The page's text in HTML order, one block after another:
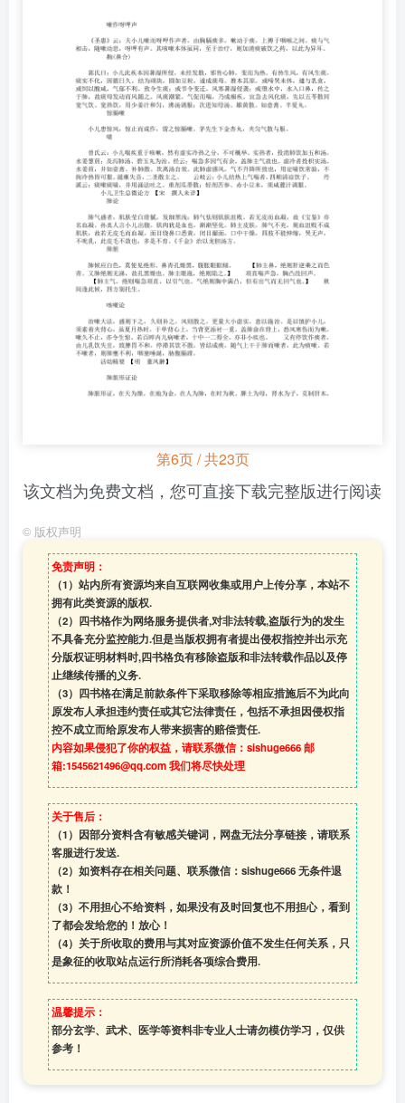
第6页 / 共23页
该文档为免费文档，您可直接下载完整版进行阅读
© 版权声明
免责声明：
（1）站内所有资源均来自互联网收集或用户上传分享，本站不
拥有此类资源的版权.
（2）四书格作为网络服务提供者,对非法转载,盗版行为的发生
不具备充分监控能力.但是当版权拥有者提出侵权指控并出示充
分版权证明材料时,四书格负有移除盗版和非法转载作品以及停
止继续传播的义务.
（3）四书格在满足前款条件下采取移除等相应措施后不为此向
原发布人承担违约责任或其它法律责任，包括不承担因侵权指
控不成立而给原发布人带来损害的赔偿责任.
内容如果侵犯了你的权益，请联系微信：sishuge666 邮
箱:1545621496@qq.com 我们将尽快处理
关于售后：
（1）因部分资料含有敏感关键词，网盘无法分享链接，请联系
客服进行发送.
（2）如资料存在相关问题、联系微信：sishuge666 无条件退
款！
（3） 不用担心不给资料，如果没有及时回复也不用担心，看到
了都会发给您的！放心！
（4） 关于所收取的费用与其对应资源价值不发生任何关系，只
是象征的收取站点运行所消耗各项综合费用.
温馨提示：
部分玄学、武术、医学等资料非专业人士请勿模仿学习，仅供
参考！